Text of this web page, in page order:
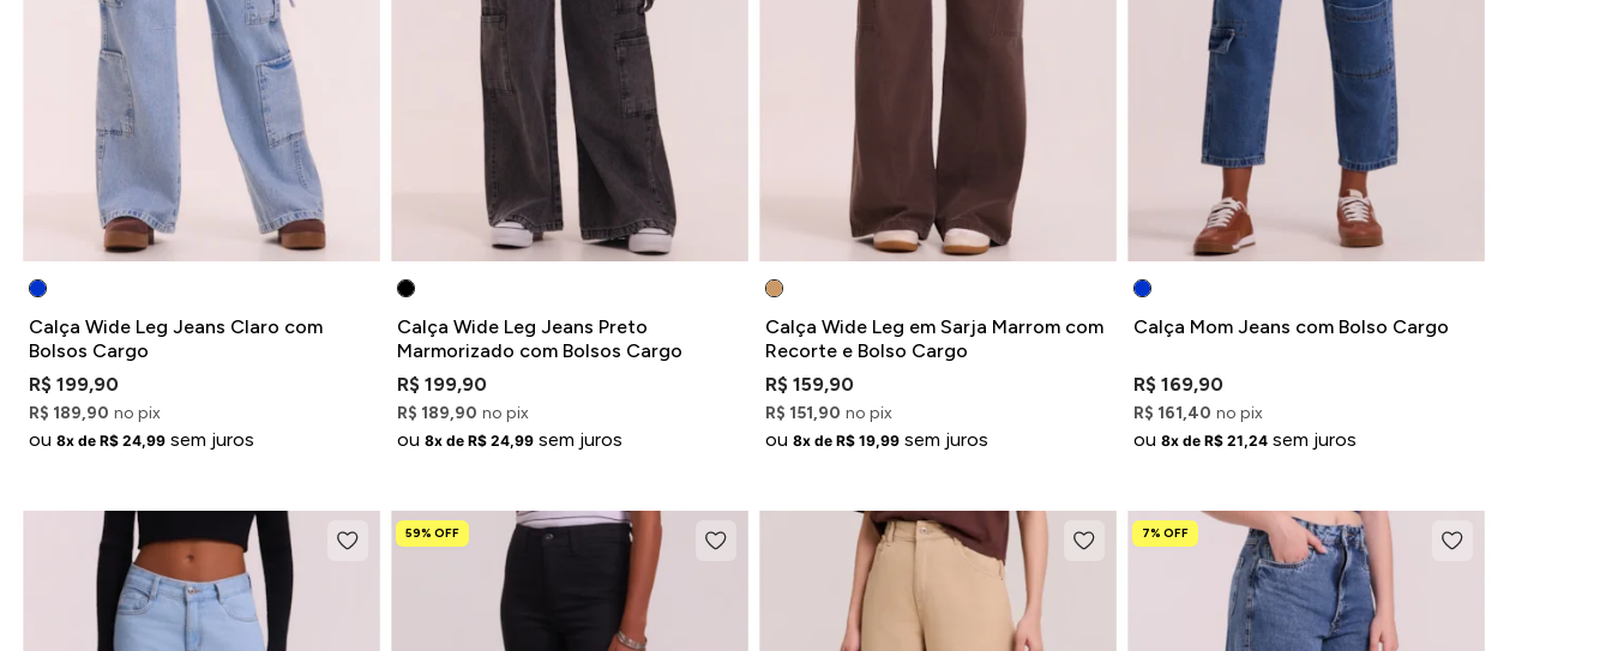
Calça Wide Leg Jeans Claro com
Bolsos Cargo
R$ 199,90
R$ 189,90 no pix
ou8x de R$ 24,99 sem juros
Calça Wide Leg Jeans Preto
Marmorizado com Bolsos Cargo
R$ 199,90
R$ 189,90 no pix
ou8x de R$ 24,99 sem juros
Calça Wide Leg em Sarja Marrom com
Recorte e Bolso Cargo
R$ 159,90
R$ 151,90 no pix
ou8x de R$ 19,99 sem juros
Calça Mom Jeans com Bolso Cargo
R$ 169,90
R$ 161,40 no pix
ou8x de R$ 21,24 sem juros
59% OFF 7% OFF